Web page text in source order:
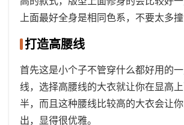
上面最好全身是相同色系，不要太多撞
打造高腰线
首先这是小个子不管穿什么都好用的
线，选择高腰线的大衣就让你在显高
半，而且这种腰线比较高的大衣会让
出，显得很优雅。